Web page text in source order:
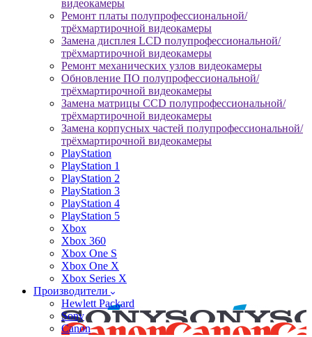
видеокамеры
Ремонт платы полупрофессиональной/
трёхмартирочной видеокамеры
Замена дисплея LCD полупрофессиональной/
трёхмартирочной видеокамеры
Ремонт механических узлов видеокамеры
Обновление ПО полупрофессиональной/
трёхмартирочной видеокамеры
Замена матрицы CCD полупрофессиональной/
трёхмартирочной видеокамеры
Замена корпусных частей полупрофессиональной/
трёхмартирочной видеокамеры
PlayStation
PlayStation 1
PlayStation 2
PlayStation 3
PlayStation 4
PlayStation 5
Xbox
Xbox 360
Xbox One S
Xbox One X
Xbox Series X
Производители
Hewlett Packard
Sony
Canon